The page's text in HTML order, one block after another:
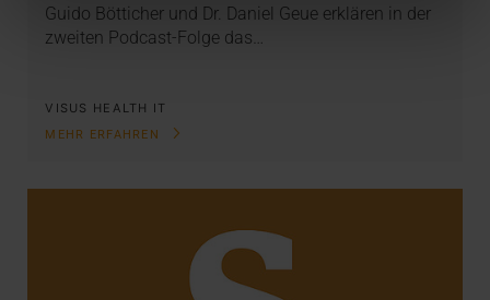
Guido Bötticher und Dr. Daniel Geue erklären in der
zweiten Podcast-Folge das…
VISUS HEALTH IT
MEHR ERFAHREN